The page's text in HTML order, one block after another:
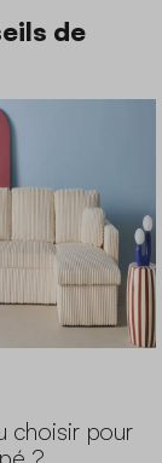
de
choisir pour